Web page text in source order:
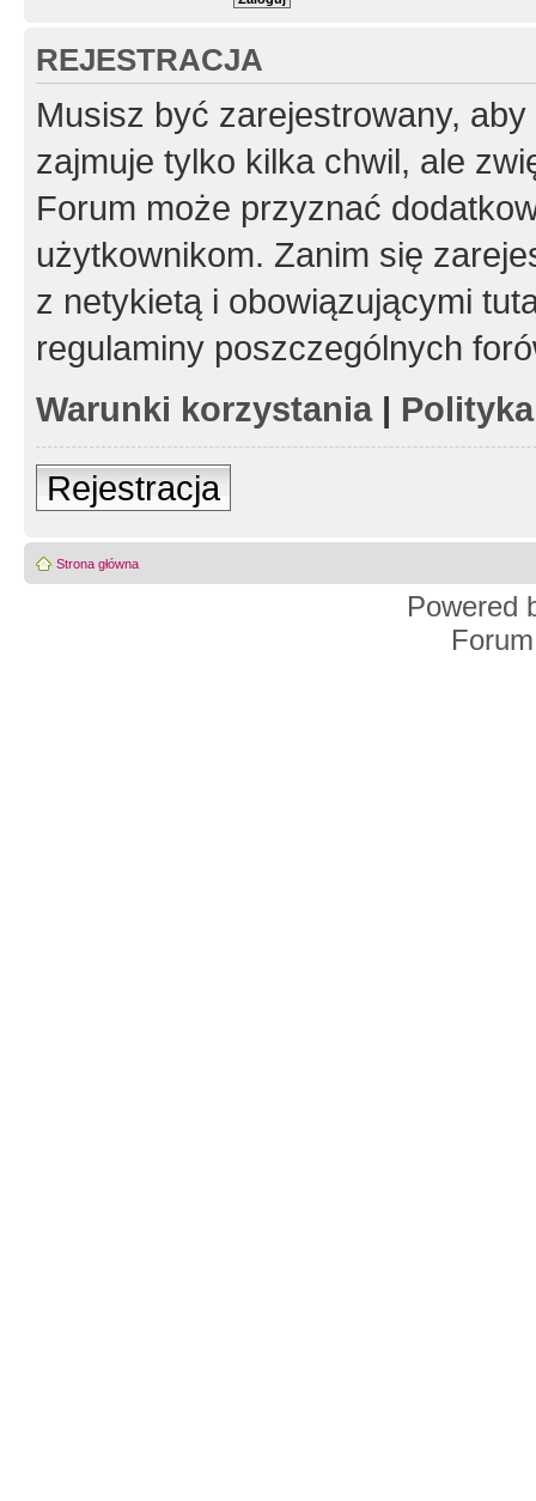
REJESTRACJA
Musisz być zarejestrowany,
zajmuje tylko kilka chwil, ale
Forum może przyznać
użytkownikom. Zanim się
z netykietą i obowiązującymi
regulaminy poszczególnych
Warunki korzystania|
Rejestracja
Strona główna
Powered